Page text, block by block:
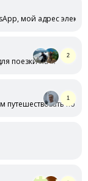
мой адрес
поезки на …
2
по
1